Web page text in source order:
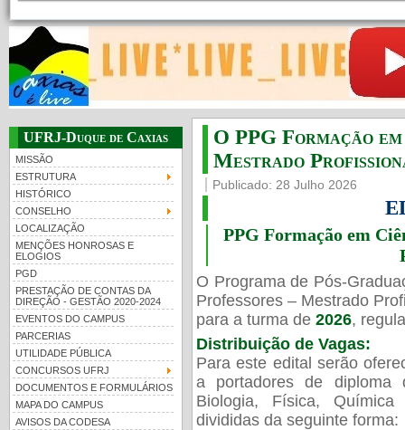
UFRJ-Duque de Caxias
MISSÃO
ESTRUTURA
HISTÓRICO
CONSELHO
LOCALIZAÇÃO
MENÇÕES HONROSAS E
ELOGIOS
PGD
PRESTAÇÃO DE CONTAS DA
DIREÇÃO - GESTÃO 2020-2024
EVENTOS DO CAMPUS
PARCERIAS
UTILIDADE PÚBLICA
CONCURSOS UFRJ
DOCUMENTOS E FORMULÁRIOS
MAPA DO CAMPUS
AVISOS DA CODESA
O PPG Formação
Mestrado
Publicado: 28 Julho 2026
PPG Formação em
O Programa de Pós-
Professores – Mestrado
para a turma de 2026,
Distribuição de Vagas:
Para este edital serão
a portadores de diploma
Biologia, Física,
divididas da seguinte forma:
Guia de boas práticas
UFRJ 100 anos